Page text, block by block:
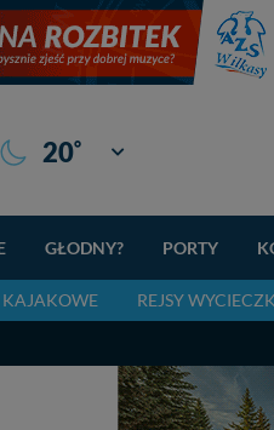
20° Giżycko
GŁODNY? PORTY
KAJAKOWE REJSY